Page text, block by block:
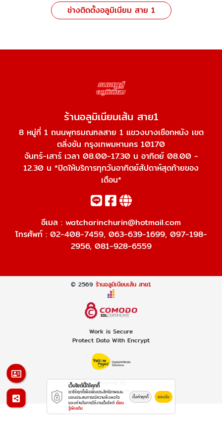
ช่างติดตั้งอลูมิเนียม สาย 1
ร้านอลูมิเนียมเส้น สาย1
8 หมู่ที่ 1 ถนนพุทธมณฑลสาย 1 แขวงบางเชือกหนัง เขต
ตลิ่งชัน กรุงเทพมหานคร 10170
จันทร์-เสาร์ เวลา 08.00-17.30 น อาทิตย์ 08.00 -
12.30 น *ปิดให้บริการทุกวันอาทิตย์สัปดาห์สุดท้ายของ
เดือน*
อีเมล : watcharinchurin@hotmail.com
โทรศัพท์ : 02-408-7459, 063-639-1699, 097-198-
2956, 081-928-6559
© 2569 ร้านอลูมิเนียมเส้น สาย1
Work is Secure
Protect Data With Encrypt
Powered By
Thailand YellowPages
เว็บไซต์นี้ใช้คุกกี้
เราใช้คุกกี้เพื่อเพิ่มประสิทธิภาพและ
มอบประสบการณ์ความพึงพอใจ
ของท่านในการใช้งานเว็บไซต์ เรียน
รู้เพิ่มเติม
ตั้งค่าคุกกี้ ยอมรับ